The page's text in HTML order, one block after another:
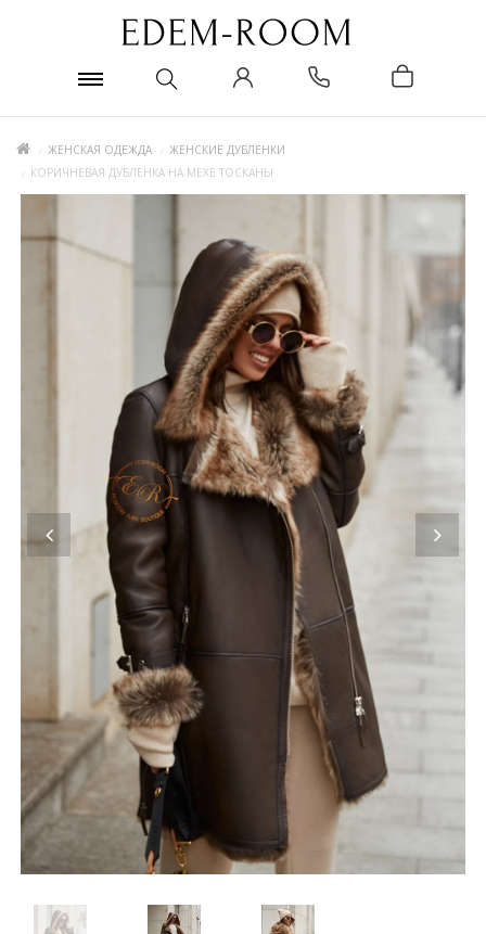
ЖЕНСКАЯ ОДЕЖДА
ЖЕНСКИЕ ДУБЛЕНКИ
КОРИЧНЕВАЯ ДУБЛЕНКА НА МЕХЕ ТОСКАНЫ